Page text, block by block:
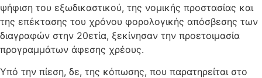
ψήφιση του εξωδικαστικού, της νομικής προστασίας και
της επέκτασης του χρόνου φορολογικής απόσβεσης των
διαγραφών στην 20ετία, ξεκίνησαν την προετοιμασία
προγραμμάτων άφεσης χρέους.
Υπό την πίεση, δε, της κόπωσης, που παρατηρείται στο